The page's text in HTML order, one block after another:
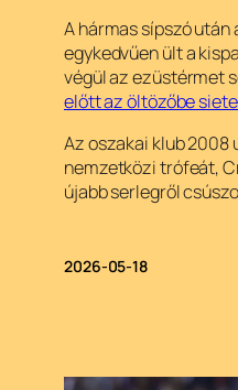
A hármas sípszó után
egykedvűen ült a
végül az ezüstérmet
előtt az öltözőbe
Az oszakai klub 2008
nemzetközi trófeát,
újabb serlegről
2026-05-18